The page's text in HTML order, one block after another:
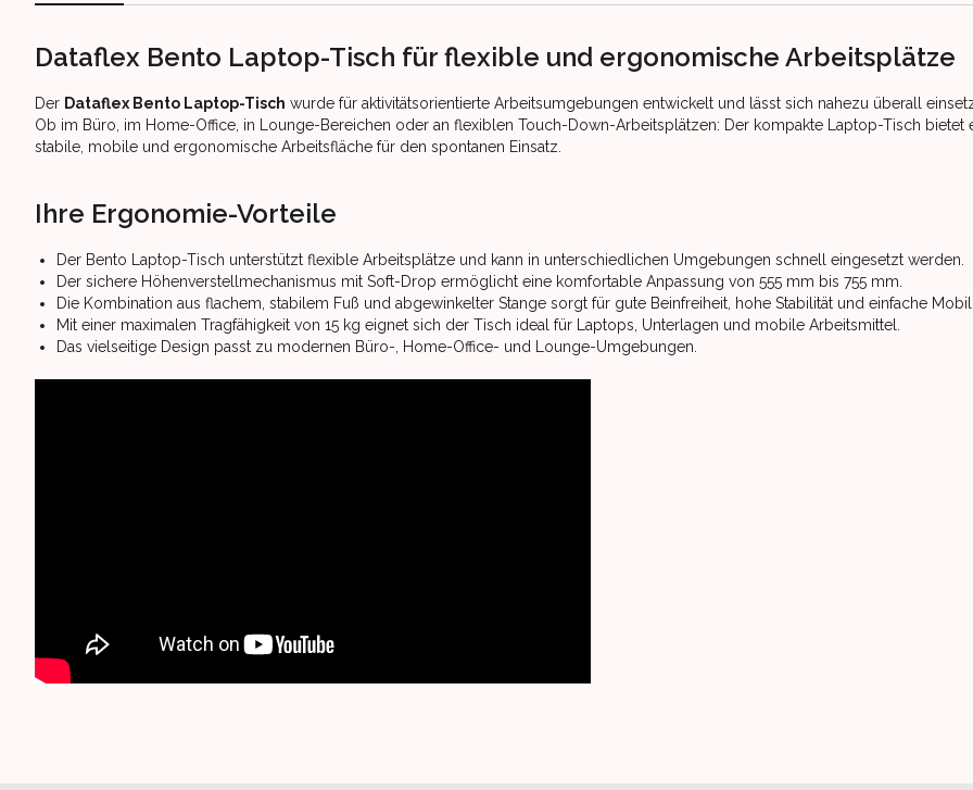
Dataflex Bento Laptop-Tisch für flexible und ergonomische Arbeitsplätze
Der Dataflex Bento Laptop-Tisch wurde für aktivitätsorientierte Arbeitsumgebungen entwickelt und lässt sich nahezu überall
Ob im Büro, im Home-Office, in Lounge-Bereichen oder an flexiblen Touch-Down-Arbeitsplätzen: Der kompakte Laptop-Tisch bietet
stabile, mobile und ergonomische Arbeitsfläche für den spontanen Einsatz.
Ihre Ergonomie-Vorteile
Der Bento Laptop-Tisch unterstützt flexible Arbeitsplätze und kann in unterschiedlichen Umgebungen schnell eingesetzt werden.
Der sichere Höhenverstellmechanismus mit Soft-Drop ermöglicht eine komfortable Anpassung von 555 mm bis 755 mm.
Die Kombination aus flachem, stabilem Fuß und abgewinkelter Stange sorgt für gute Beinfreiheit, hohe Stabilität und einfache
Mit einer maximalen Tragfähigkeit von 15 kg eignet sich der Tisch ideal für Laptops, Unterlagen und mobile Arbeitsmittel.
Das vielseitige Design passt zu modernen Büro-, Home-Office- und Lounge-Umgebungen.